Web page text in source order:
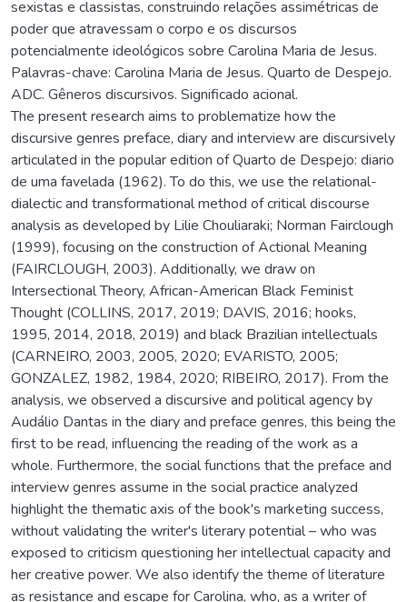
sexistas e classistas, construindo relações assimétricas de
poder que atravessam o corpo e os discursos
potencialmente ideológicos sobre Carolina Maria de Jesus.
Palavras-chave: Carolina Maria de Jesus. Quarto de Despejo.
ADC. Gêneros discursivos. Significado acional.
The present research aims to problematize how the
discursive genres preface, diary and interview are discursively
articulated in the popular edition of Quarto de Despejo: diario
de uma favelada (1962). To do this, we use the relational-
dialectic and transformational method of critical discourse
analysis as developed by Lilie Chouliaraki; Norman Fairclough
(1999), focusing on the construction of Actional Meaning
(FAIRCLOUGH, 2003). Additionally, we draw on
Intersectional Theory, African-American Black Feminist
Thought (COLLINS, 2017, 2019; DAVIS, 2016; hooks,
1995, 2014, 2018, 2019) and black Brazilian intellectuals
(CARNEIRO, 2003, 2005, 2020; EVARISTO, 2005;
GONZALEZ, 1982, 1984, 2020; RIBEIRO, 2017). From the
analysis, we observed a discursive and political agency by
Audálio Dantas in the diary and preface genres, this being the
first to be read, influencing the reading of the work as a
whole. Furthermore, the social functions that the preface and
interview genres assume in the social practice analyzed
highlight the thematic axis of the book's marketing success,
without validating the writer's literary potential – who was
exposed to criticism questioning her intellectual capacity and
her creative power. We also identify the theme of literature
as resistance and escape for Carolina, who, as a writer of